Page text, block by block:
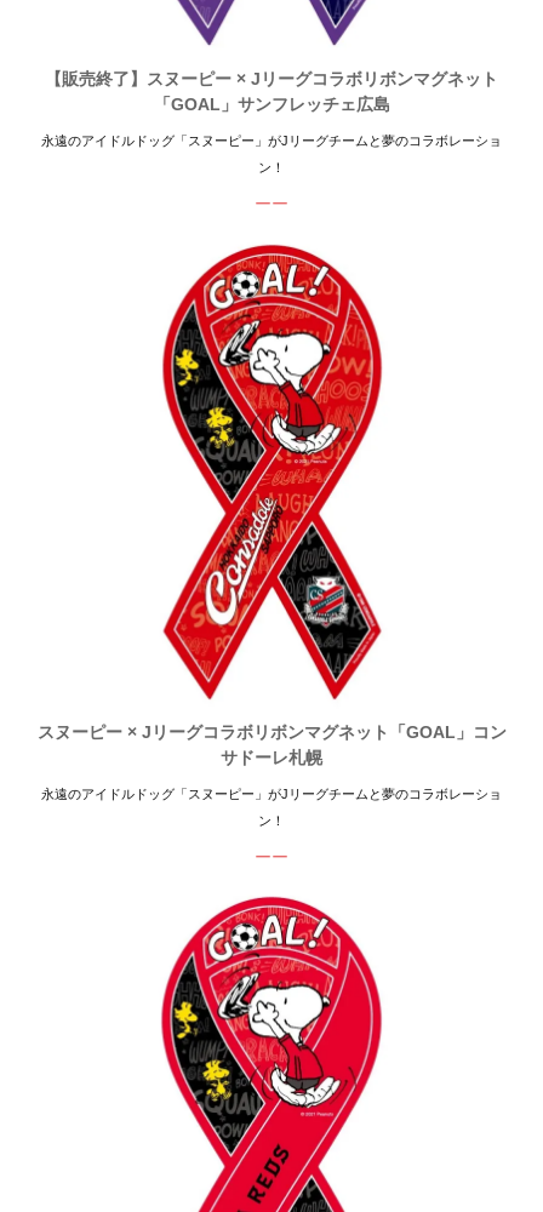
【販売終了】スヌーピー × Jリーグコラボリボンマグネット
「GOAL」サンフレッチェ広島
永遠のアイドルドッグ「スヌーピー」がJリーグチームと夢のコラボレーショ
ン！
ーー
スヌーピー × Jリーグコラボリボンマグネット「GOAL」コン
サドーレ札幌
永遠のアイドルドッグ「スヌーピー」がJリーグチームと夢のコラボレーショ
ン！
ーー